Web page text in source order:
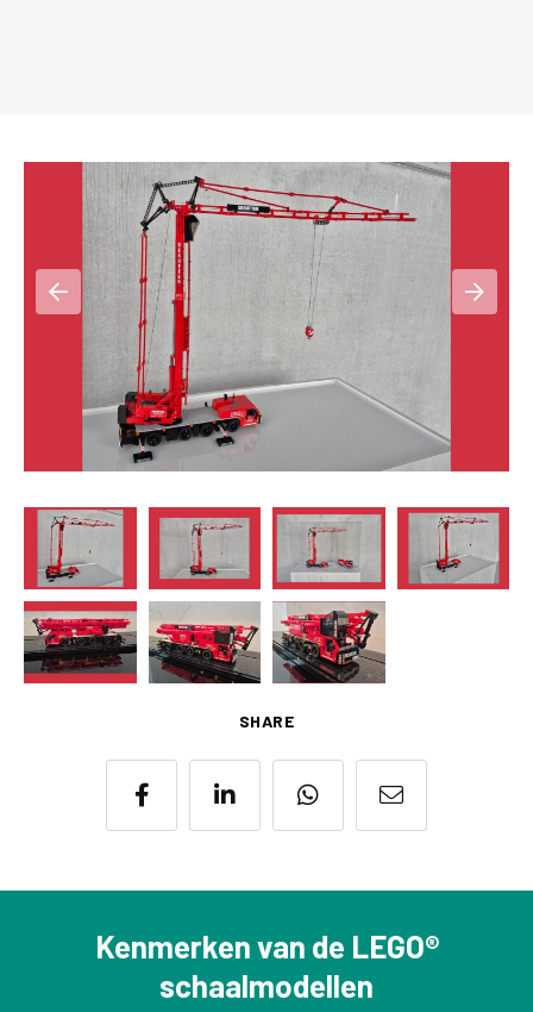
SHARE
Kenmerken van de LEGO®
schaalmodellen